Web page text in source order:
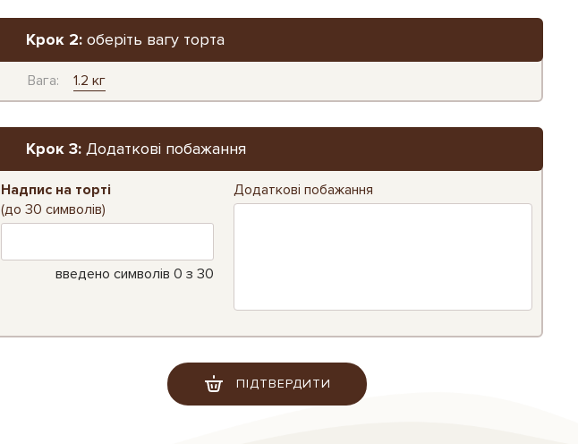
Крок 2: оберіть вагу торта
Вага: 1.2 кг
Крок 3: Додаткові побажання
Надпис на торті
(до 30 символів)
введено символів0 з 30
Додаткові побажання
ПІДТВЕРДИТИ